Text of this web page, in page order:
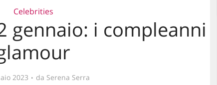
Celebrities
gennaio: i compleanni
2023 da Serena Serra